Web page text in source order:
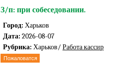
З/п: при собеседовании.
Город: Харьков
Дата: 2026-08-07
Рубрика: Харьков/ Работа кассир
Пожаловатся